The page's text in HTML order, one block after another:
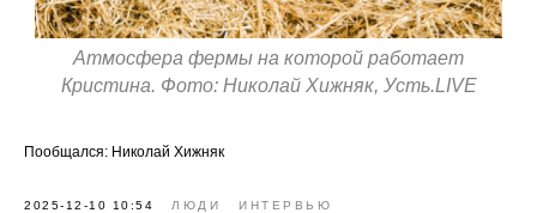
Атмосфера фермы на которой работает
Кристина. Фото: Николай Хижняк, Усть.LIVE
Пообщался: Николай Хижняк
2025-12-10 10:54 ЛЮДИ ИНТЕРВЬЮ